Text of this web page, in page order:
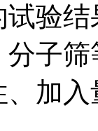
试验
子
加